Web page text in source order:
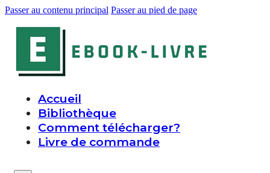
Passer au contenu principal Passer au pied de page
Accueil
Bibliothèque
Comment télécharger?
Livre de commande